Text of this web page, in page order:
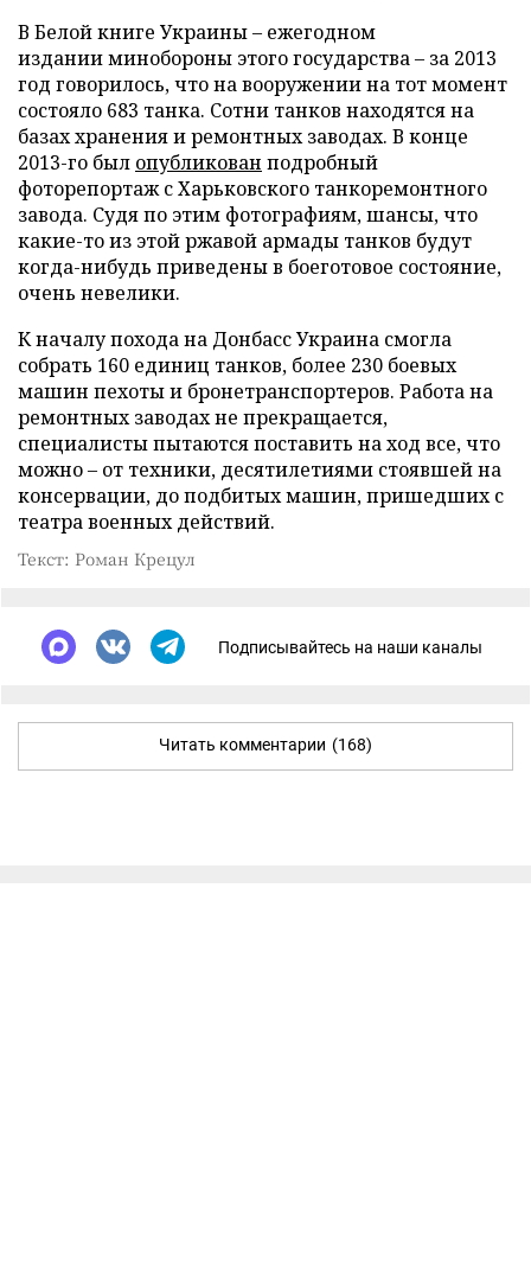
В Белой книге Украины – ежегодном
издании минобороны этого государства – за 2013
год говорилось, что на вооружении на тот момент
состояло 683 танка. Сотни танков находятся на
базах хранения и ремонтных заводах. В конце
2013-го был опубликован подробный
фоторепортаж с Харьковского танкоремонтного
завода. Судя по этим фотографиям, шансы, что
какие-то из этой ржавой армады танков будут
когда-нибудь приведены в боеготовое состояние,
очень невелики.
К началу похода на Донбасс Украина смогла
собрать 160 единиц танков, более 230 боевых
машин пехоты и бронетранспортеров. Работа на
ремонтных заводах не прекращается,
специалисты пытаются поставить на ход все, что
можно – от техники, десятилетиями стоявшей на
консервации, до подбитых машин, пришедших с
театра военных действий.
Текст: Роман Крецул
Подписывайтесь на наши каналы
Читать комментарии (168)